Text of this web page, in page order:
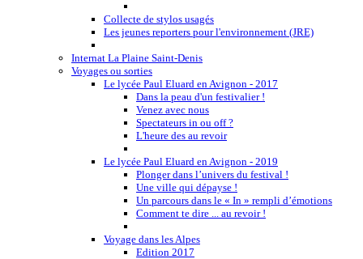
Collecte de stylos usagés
Les jeunes reporters pour l'environnement (JRE)
Internat La Plaine Saint-Denis
Voyages ou sorties
Le lycée Paul Eluard en Avignon - 2017
Dans la peau d'un festivalier !
Venez avec nous
Spectateurs in ou off ?
L'heure des au revoir
Le lycée Paul Eluard en Avignon - 2019
Plonger dans l’univers du festival !
Une ville qui dépayse !
Un parcours dans le « In » rempli d’émotions
Comment te dire ... au revoir !
Voyage dans les Alpes
Edition 2017